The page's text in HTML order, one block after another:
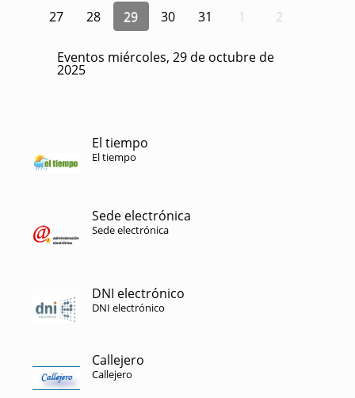
27
28 29 30 31 1 2
Eventos miércoles, 29 de octubre de
2025
El tiempo
El tiempo
Sede electrónica
Sede electrónica
DNI electrónico
DNI electrónico
Callejero
Callejero